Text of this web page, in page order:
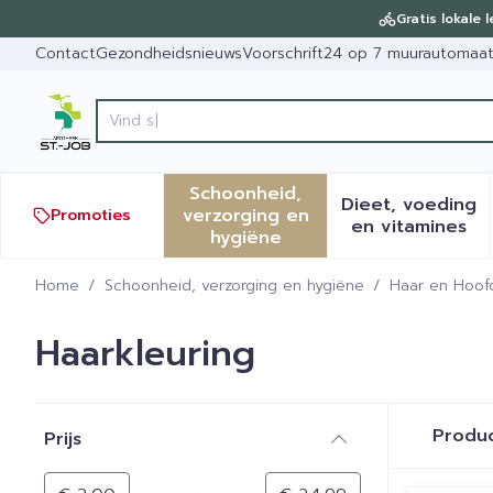
Gratis lokale
ContactGezondheidsnieuwsVoorschrift24 op 7 muurautomaat
Product, merk, categorie...
Vind snel wondverzorging en
Promoties
Schoonheid,
verzorging en
hygiëneToon submenu voor
Dieet, voeding
en vitamines
Toon
Home / Schoonheid, verzorging en hygiëne / Haar en
Haarkleuring
Prijs